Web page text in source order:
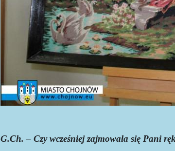
G.Ch. – Czy wcześniej zajmowała się Pani